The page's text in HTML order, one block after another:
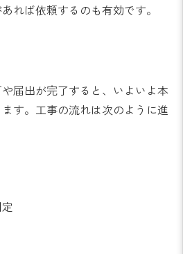
れば依頼するのも有効です。
届出が完了すると、いよいよ本
す。工事の流れは次のように進